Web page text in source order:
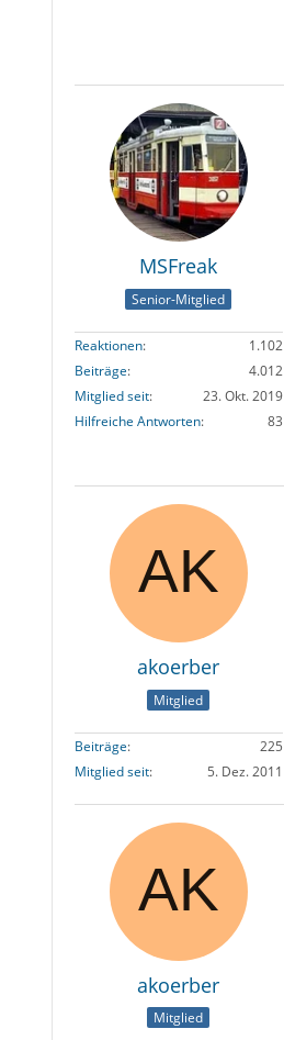
MSFreak
Senior-Mitglied
Reaktionen
1.102
Beiträge
4.012
Mitglied seit
23. Okt. 2019
Hilfreiche Antworten
83
akoerber
Mitglied
Beiträge
225
Mitglied seit
5. Dez. 2011
akoerber
Mitglied